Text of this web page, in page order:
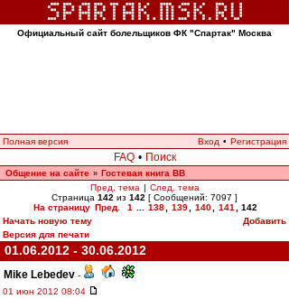
Официальный сайт болельщиков ФК "Спартак" Москва
Полная версия Вход • Регистрация
FAQ • Поиск
Общение на сайте » Гостевая книга ВВ
Пред. тема | След. тема
Страница 142 из 142 [ Сообщений: 7097 ]
На страницу Пред. 1 138 139 140 141
142
Начать новую тему
Добавить
Версия для печати
01.06.2012 - 30.06.2012
Mike Lebedev -
01 июн 2012 08:04